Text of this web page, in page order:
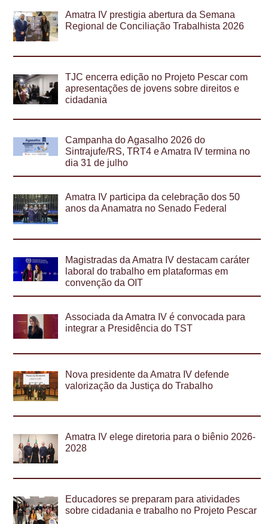
Amatra IV prestigia abertura da Semana
Regional de Conciliação Trabalhista 2026
TJC encerra edição no Projeto Pescar com
apresentações de jovens sobre direitos e
cidadania
Campanha do Agasalho 2026 do
Sintrajufe/RS, TRT4 e Amatra IV termina no
dia 31 de julho
Amatra IV participa da celebração dos 50
anos da Anamatra no Senado Federal
Magistradas da Amatra IV destacam caráter
laboral do trabalho em plataformas em
convenção da OIT
Associada da Amatra IV é convocada para
integrar a Presidência do TST
Nova presidente da Amatra IV defende
valorização da Justiça do Trabalho
Amatra IV elege diretoria para o biênio 2026-
2028
Educadores se preparam para atividades
sobre cidadania e trabalho no Projeto Pescar